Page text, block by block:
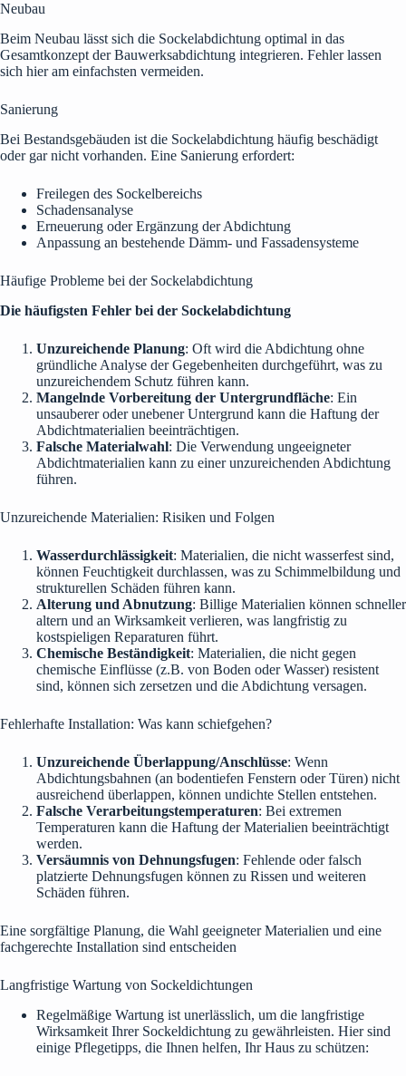
Neubau
Beim Neubau lässt sich die Sockelabdichtung optimal in das
Gesamtkonzept der Bauwerksabdichtung integrieren. Fehler lassen
sich hier am einfachsten vermeiden.
Sanierung
Bei Bestandsgebäuden ist die Sockelabdichtung häufig beschädigt
oder gar nicht vorhanden. Eine Sanierung erfordert:
Freilegen des Sockelbereichs
Schadensanalyse
Erneuerung oder Ergänzung der Abdichtung
Anpassung an bestehende Dämm- und Fassadensysteme
Häufige Probleme bei der Sockelabdichtung
Die häufigsten Fehler bei der Sockelabdichtung
Unzureichende Planung: Oft wird die Abdichtung ohne
gründliche Analyse der Gegebenheiten durchgeführt, was zu
unzureichendem Schutz führen kann.
Mangelnde Vorbereitung der Untergrundfläche: Ein
unsauberer oder unebener Untergrund kann die Haftung der
Abdichtmaterialien beeinträchtigen.
Falsche Materialwahl: Die Verwendung ungeeigneter
Abdichtmaterialien kann zu einer unzureichenden Abdichtung
führen.
Unzureichende Materialien: Risiken und Folgen
Wasserdurchlässigkeit: Materialien, die nicht wasserfest sind,
können Feuchtigkeit durchlassen, was zu Schimmelbildung und
strukturellen Schäden führen kann.
Alterung und Abnutzung: Billige Materialien können schneller
altern und an Wirksamkeit verlieren, was langfristig zu
kostspieligen Reparaturen führt.
Chemische Beständigkeit: Materialien, die nicht gegen
chemische Einflüsse (z.B. von Boden oder Wasser) resistent
sind, können sich zersetzen und die Abdichtung versagen.
Fehlerhafte Installation: Was kann schiefgehen?
Unzureichende Überlappung/Anschlüsse: Wenn
Abdichtungsbahnen (an bodentiefen Fenstern oder Türen) nicht
ausreichend überlappen, können undichte Stellen entstehen.
Falsche Verarbeitungstemperaturen: Bei extremen
Temperaturen kann die Haftung der Materialien beeinträchtigt
werden.
Versäumnis von Dehnungsfugen: Fehlende oder falsch
platzierte Dehnungsfugen können zu Rissen und weiteren
Schäden führen.
Eine sorgfältige Planung, die Wahl geeigneter Materialien und eine
fachgerechte Installation sind entscheiden
Langfristige Wartung von Sockeldichtungen
Regelmäßige Wartung ist unerlässlich, um die langfristige
Wirksamkeit Ihrer Sockeldichtung zu gewährleisten. Hier sind
einige Pflegetipps, die Ihnen helfen, Ihr Haus zu schützen: